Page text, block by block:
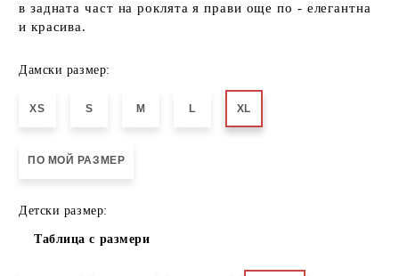
в задната част на роклята я прави още по - елегантна
и красива.
Дамски размер:
XS S M L XL
ПО МОЙ РАЗМЕР
Детски размер:
Таблица с размери